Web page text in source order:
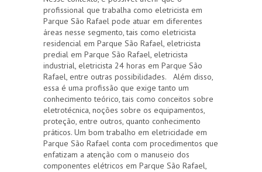
profissional que trabalha como eletricista em
Parque São Rafael pode atuar em diferentes
áreas nesse segmento, tais como eletricista
residencial em Parque São Rafael, eletricista
predial em Parque São Rafael, eletricista
industrial, eletricista 24 horas em Parque São
Rafael, entre outras possibilidades. Além disso,
essa é uma profissão que exige tanto um
conhecimento teórico, tais como conceitos sobre
eletrotécnica, noções sobre os equipamentos,
proteção, entre outros, quanto conhecimento
práticos. Um bom trabalho em eletricidade em
Parque São Rafael conta com procedimentos que
enfatizam a atenção com o manuseio dos
componentes elétricos em Parque São Rafael,